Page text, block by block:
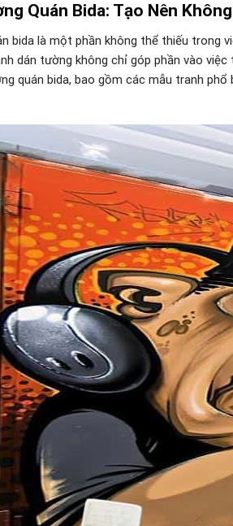
Quán Bida: Tạo Nên
bida là một phần không thể thiếu trong
dán tường không chỉ góp phần vào
quán bida, bao gồm các mẫu tranh